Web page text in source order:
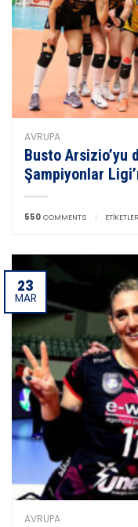
AVRUPA
Busto Arsizio’yu
Şampiyonlar
550 COMMENTS |
23
MAR
AVRUPA